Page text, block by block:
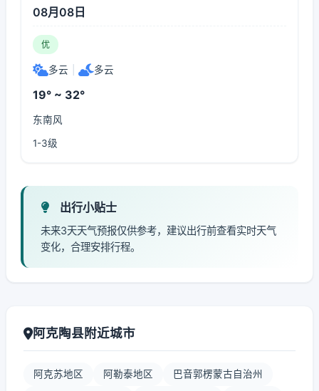
08月08日
优
多云 多云
19° ~ 32°
东南风
1-3级
出行小贴士
未来3天天气预报仅供参考，建议出行前查看实时天气
变化，合理安排行程。
阿克陶县附近城市
阿克苏地区 阿勒泰地区 巴音郭楞蒙古自治州